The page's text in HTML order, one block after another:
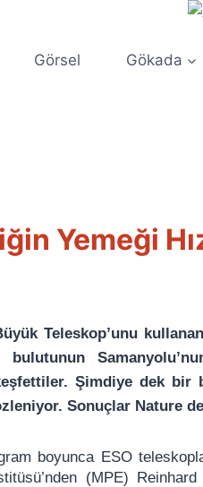
Görsel Gökada
Yemeği
Teleskop’unu
Şimdiye dek bir
Sonuçlar Nature
boyunca ESO
(MPE)